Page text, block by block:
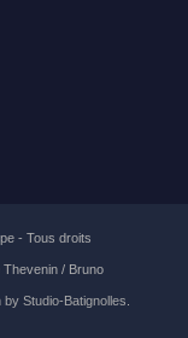
- Tous droits
/ Bruno
by Studio-Batignolles